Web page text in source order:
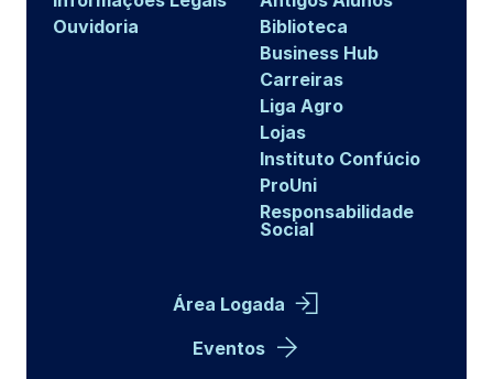
Ouvidoria
Biblioteca
Business Hub
Carreiras
Liga Agro
Lojas
Instituto Confúcio
ProUni
Responsabilidade
Social
Área Logada
Eventos